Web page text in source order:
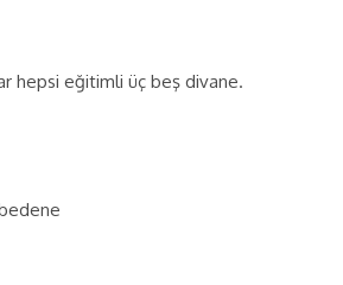
hepsi eğitimli üç beş divane.